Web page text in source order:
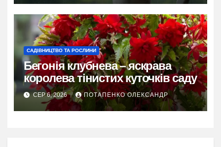
САДІВНИЦТВО ТА РОСЛИНИ
Бегонія клубнева – яскрава
королева тінистих куточків саду
СЕР 6, 2026 ПОТАПЕНКО ОЛЕКСАНДР